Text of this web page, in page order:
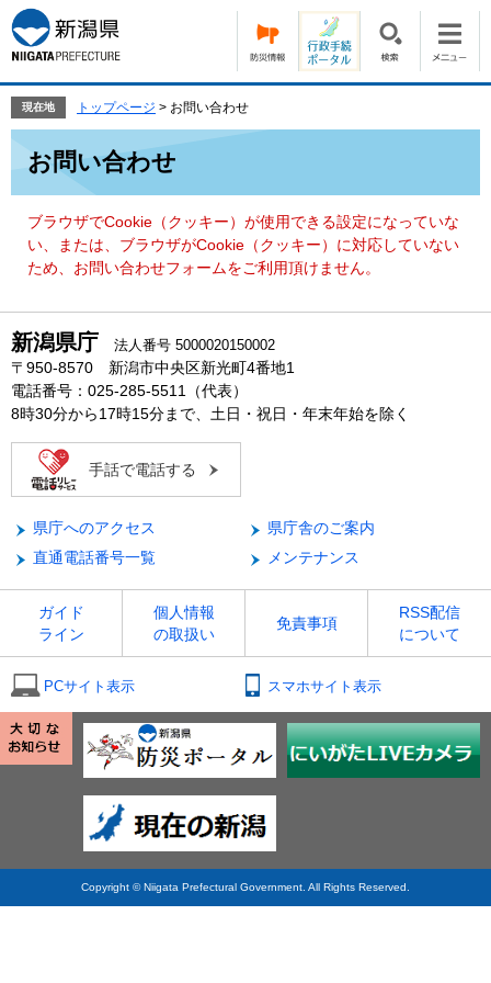
ー
ジ
の
頭
す。
ニ
ュ
ー
飛
て
現在地 トップページ > お問い合わせ
お問い合わせ
ブラウザでCookie（クッキー）が使用できる設定になっていな
い、または、ブラウザがCookie（クッキー）に対応していない
ため、お問い合わせフォームをご利用頂けません。
新潟県庁 法人番号 5000020150002
〒950-8570 新潟市中央区新光町4番地1
電話番号：025-285-5511（代表）
8時30分から17時15分まで、土日・祝日・年末年始を除く
手話で電話する
県庁へのアクセス
県庁舎のご案内
直通電話番号一覧
メンテナンス
ガイド
ライン
個人情報
の取扱い
免責事項
RSS配信
について
PCサイト表示 スマホサイト表示
Copyright © Niigata Prefectural Government. All Rights Reserved.